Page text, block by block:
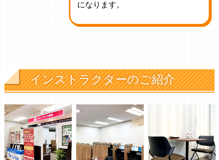
になります。
インストラクターのご紹介